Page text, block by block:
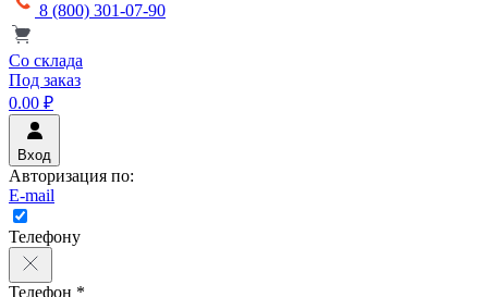
8 (800) 301-07-90
Со склада
Под заказ
0.00 ₽
Вход
Авторизация по:
E-mail
Телефону
Телефон *